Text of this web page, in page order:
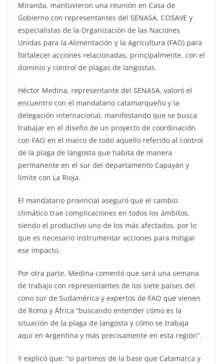
Miranda, mantuvieron una reunión en Casa de
Gobierno con representantes del SENASA, COSAVE y
especialistas de la Organización de las Naciones
Unidas para la Alimentación y la Agricultura (FAO) para
fortalecer acciones relacionadas, principalmente, con el
dominio y control de plagas de langostas.
Héctor Medina, representante del SENASA, valoró el
encuentro con el mandatario catamarqueño y la
delegación internacional, manifestando que se busca
trabajar en el diseño de un proyecto de coordinación
con FAO en el marco de todo aquello referido al control
de la plaga de langosta que habita de manera
permanente en el sur del departamento Capayán y
límite con La Rioja.
El mandatario provincial aseguró que el cambio
climático trae complicaciones en todos los ámbitos,
siendo el productivo uno de los más afectados, por lo
que es necesario instrumentar acciones para mitigar
ese impacto.
Por otra parte, Medina comentó que será una semana
de trabajo con representantes de los siete países del
cono sur de Sudamérica y expertos de FAO que vienen
de Roma y África “buscando entender cómo es la
situación de la plaga de langosta y cómo se trabaja
aquí en Argentina y más precisamente en esta región”.
Y explicó que: “si partimos de la base que Catamarca y